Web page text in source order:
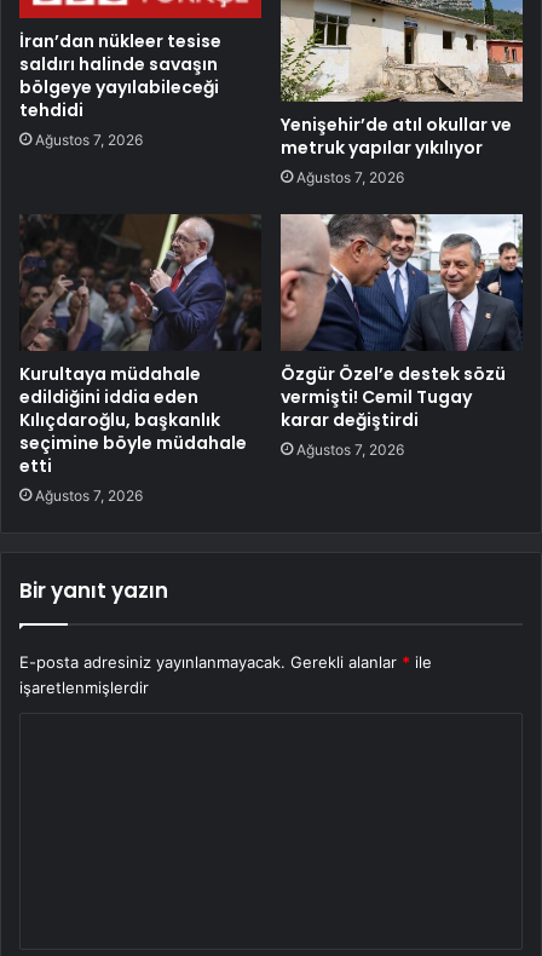
İran’dan nükleer tesise
saldırı halinde savaşın
bölgeye yayılabileceği
tehdidi
Ağustos 7, 2026
Yenişehir’de atıl okullar ve
metruk yapılar yıkılıyor
Ağustos 7, 2026
Kurultaya müdahale
edildiğini iddia eden
Kılıçdaroğlu, başkanlık
seçimine böyle müdahale
etti
Ağustos 7, 2026
Özgür Özel’e destek sözü
vermişti! Cemil Tugay
karar değiştirdi
Ağustos 7, 2026
Bir yanıt yazın
E-posta adresiniz yayınlanmayacak. Gerekli alanlar * ile
işaretlenmişlerdir